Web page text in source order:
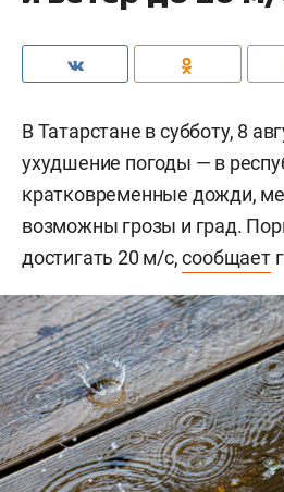
В Татарстане в субботу, 8
ухудшение погоды — в
кратковременные дожди,
возможны грозы и град.
достигать 20 м/с,сообщает